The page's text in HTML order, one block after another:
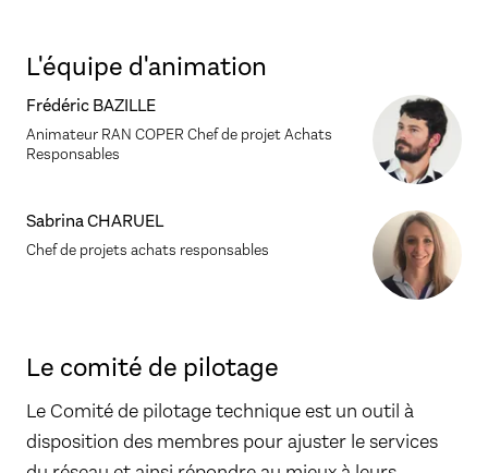
L'équipe d'animation
Frédéric BAZILLE
Animateur RAN COPER Chef de projet Achats
Responsables
Sabrina CHARUEL
Chef de projets achats responsables
Le comité de pilotage
Le Comité de pilotage technique est un outil à
disposition des membres pour ajuster le services